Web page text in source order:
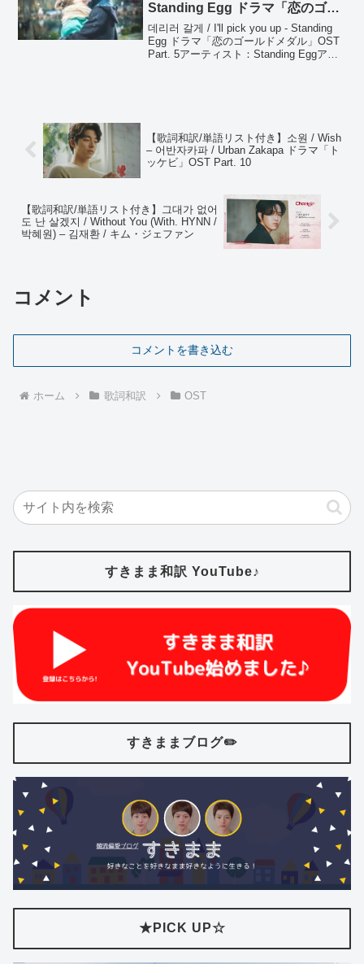
Standing Egg ドラマ「恋のゴー
ルドメダル」OST Part. 5
데리러 갈게 / I'll pick you up - Standing
Egg ドラマ「恋のゴールドメダル」OST
Part. 5アーティスト：Standing Eggアル
【歌詞和訳/単語リスト付き】소원 / Wish
– 어반자카파 / Urban Zakapa ドラマ「ト
ッケビ」OST Part. 10
【歌詞和訳/単語リスト付き】그대가 없어
도 난 살겠지 / Without You (With. HYNN /
박혜원) – 김재환 / キム・ジェファン
コメント
コメントを書き込む
ホーム 歌詞和訳 OST
すきまま和訳 YouTube♪
すきままブログ✏️
★PICK UP☆